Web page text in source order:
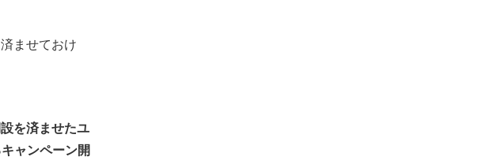
ませておけ
を済ませたユ
ャンペーン開